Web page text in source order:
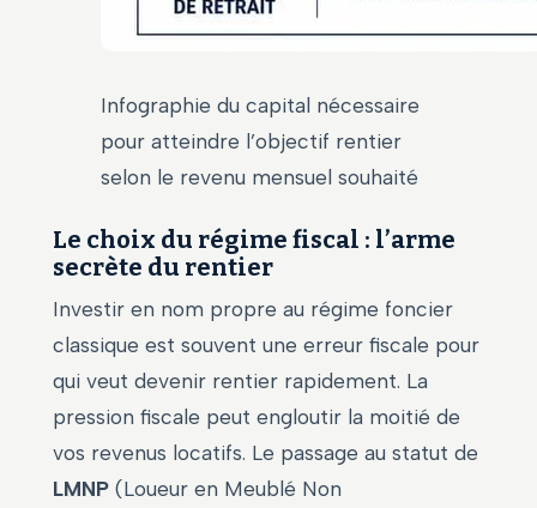
Infographie du capital nécessaire
pour atteindre l’objectif rentier
selon le revenu mensuel souhaité
Le choix du régime fiscal : l’arme
secrète du rentier
Investir en nom propre au régime foncier
classique est souvent une erreur fiscale pour
qui veut devenir rentier rapidement. La
pression fiscale peut engloutir la moitié de
vos revenus locatifs. Le passage au statut de
LMNP (Loueur en Meublé Non